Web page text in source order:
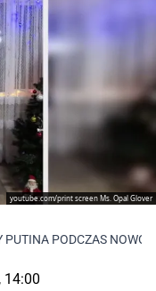
youtube.com/print screen Ms. Opal Glover
PUTINA PODCZAS
14:00